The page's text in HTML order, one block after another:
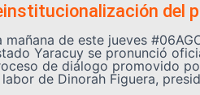
del
mañana de este jueves
Yaracuy se pronunció
de diálogo promovido
de Dinorah Figuera,